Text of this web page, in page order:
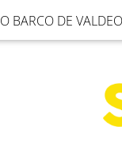
O BARCO DE